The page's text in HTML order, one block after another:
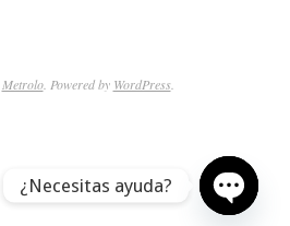
Metrolo. Powered by WordPress.
¿Necesitas ayuda?